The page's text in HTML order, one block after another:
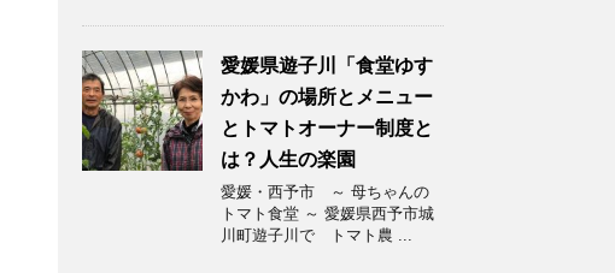
愛媛県遊子川「食堂ゆす
かわ」の場所とメニュー
とトマトオーナー制度と
は？人生の楽園
愛媛・西予市 ～ 母ちゃんの
トマト食堂 ～ 愛媛県西予市城
川町遊子川で トマト農 ...